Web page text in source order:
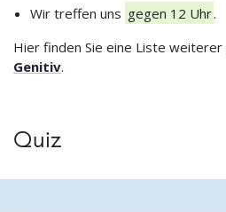
Wir treffen uns gegen 12 Uhr.
Hier finden Sie eine Liste weiterer
Genitiv.
Quiz